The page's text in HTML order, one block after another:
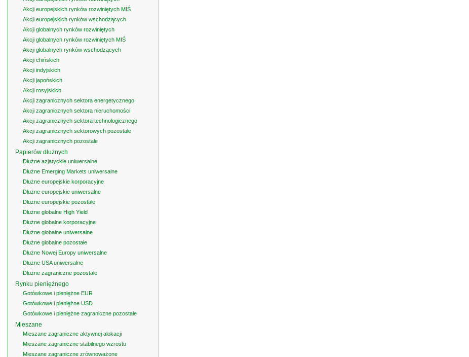
Akcji europejskich rynków rozwiniętych MIŚ
Akcji europejskich rynków wschodzących
Akcji globalnych rynków rozwiniętych
Akcji globalnych rynków rozwiniętych MIŚ
Akcji globalnych rynków wschodzących
Akcji chińskich
Akcji indyjskich
Akcji japońskich
Akcji rosyjskich
Akcji zagranicznych sektora energetycznego
Akcji zagranicznych sektora nieruchomości
Akcji zagranicznych sektora technologicznego
Akcji zagranicznych sektorowych pozostałe
Akcji zagranicznych pozostałe
Papierów dłużnych
Dłużne azjatyckie uniwersalne
Dłużne Emerging Markets uniwersalne
Dłużne europejskie korporacyjne
Dłużne europejskie uniwersalne
Dłużne europejskie pozostałe
Dłużne globalne High Yield
Dłużne globalne korporacyjne
Dłużne globalne uniwersalne
Dłużne globalne pozostałe
Dłużne Nowej Europy uniwersalne
Dłużne USA uniwersalne
Dłużne zagraniczne pozostałe
Rynku pieniężnego
Gotówkowe i pieniężne EUR
Gotówkowe i pieniężne USD
Gotówkowe i pieniężne zagraniczne pozostałe
Mieszane
Mieszane zagraniczne aktywnej alokacji
Mieszane zagraniczne stabilnego wzrostu
Mieszane zagraniczne zrównoważone